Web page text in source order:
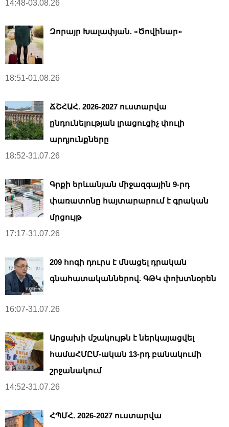
14:48-03.08.26
Զորայր Խալափյան. «Ծովինար»
18:51-01.08.26
ՃՇՀԱՀ. 2026-2027 ուստարվա
ընդունելության լրացուցիչ փուլի
արդյունքները
18:52-31.07.26
Գրքի երևանյան միջազգային 9-րդ
փառատոնը հայտարարում է գրական
մրցույթ
17:17-31.07.26
209 հոգի դուրս է մնացել դրական
գնահատականներով. ԳԹԿ փոխտնօրեն
16:07-31.07.26
Արցախի մշակույթն է ներկայացվել
համաՀՄԸՄ-ական 13-րդ բանակումի
շրջանակում
14:52-31.07.26
ՀՊՄՀ. 2026-2027 ուստարվա